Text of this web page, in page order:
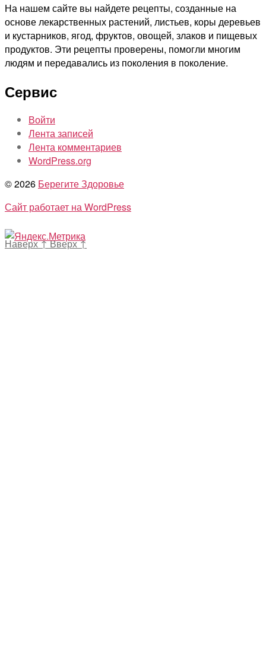
На нашем сайте вы найдете рецепты, созданные на
основе лекарственных растений, листьев, коры деревьев
и кустарников, ягод, фруктов, овощей, злаков и пищевых
продуктов. Эти рецепты проверены, помогли многим
людям и передавались из поколения в поколение.
Сервис
Войти
Лента записей
Лента комментариев
WordPress.org
© 2026 Берегите Здоровье
Сайт работает на WordPress
Наверх↑Вверх↑